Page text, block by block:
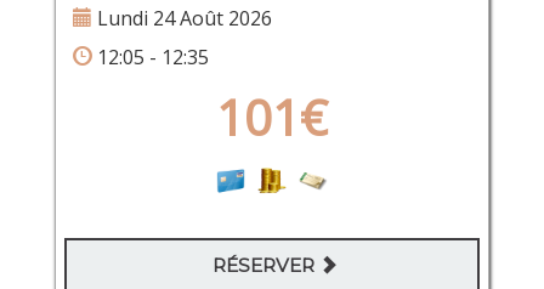
Lundi 24 Août 2026
12:05 - 12:35
101€
RÉSERVER